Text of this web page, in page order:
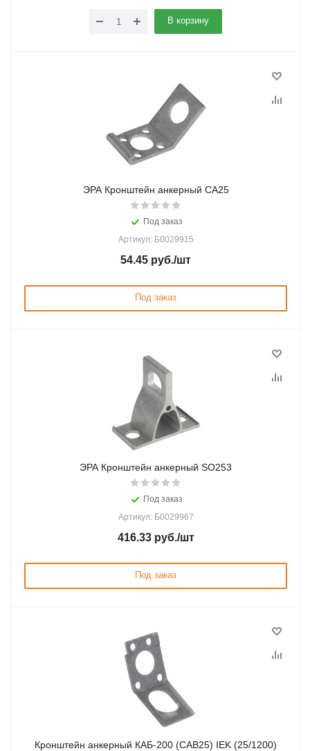
В корзину
ЭРА Кронштейн анкерный CA25
Под заказ
Артикул: Б0029915
54.45 руб./шт
Под заказ
ЭРА Кронштейн анкерный SO253
Под заказ
Артикул: Б0029967
416.33руб./шт
Под заказ
Кронштейн анкерный КАБ-200 (CAB25) IEK (25/1200)